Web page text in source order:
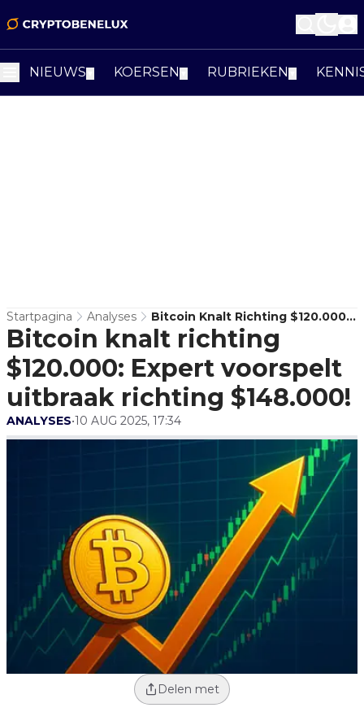
NIEUWS KOERSEN RUBRIEKEN
Startpagina Analyses
Bitcoin Knalt Richting $120.000:
Expert Voorspelt Uitbraak
Richting $148.000!
Bitcoin knalt richting
$120.000: Expert voorspelt
uitbraak richting $148.000!
ANALYSES•10 AUG 2025, 17:34
Delen met